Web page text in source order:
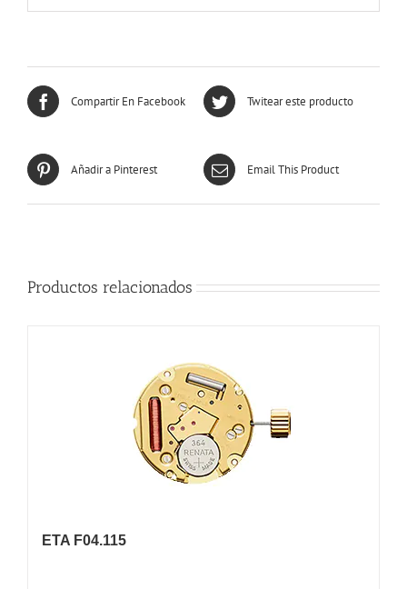
Compartir En Facebook Twitear este producto
Añadir a Pinterest Email This Product
Productos relacionados
ETA F04.115